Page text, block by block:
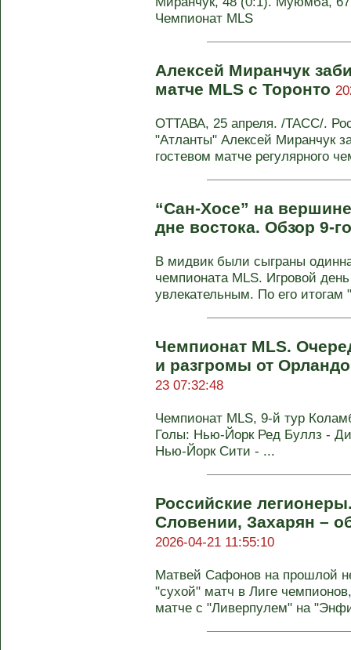
Чемпионат MLS
Алексей Миранчук
матче MLS с Торонто
ОТТАВА, 25 апреля. /ТАСС/.
"Атланты" Алексей Миранчук
гостевом матче регулярного
“Сан-Хосе” на
дне востока. Обзор 9-
В мидвик были сыграны
чемпионата MLS. Игровой
увлекательным. По его итогам
Чемпионат MLS.
и разгромы от
23 07:32:48
Чемпионат MLS, 9-й тур
Голы: Нью-Йорк Ред Буллз -
Нью-Йорк Сити - ...
Российские
Словении, Захарян –
2026-04-21 11:55:10
Матвей Сафонов на прошлой
"сухой" матч в Лиге
матче с "Ливерпулем" на